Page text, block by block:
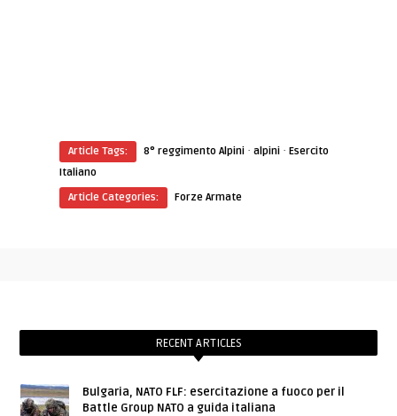
Article Tags: 8° reggimento Alpini ·alpini ·Esercito
Italiano
Article Categories:
Forze Armate
RECENT ARTICLES
Bulgaria, NATO FLF: esercitazione a fuoco per il
Battle Group NATO a guida italiana